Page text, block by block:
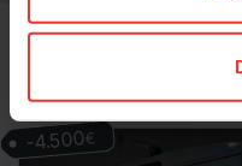
-4.500€